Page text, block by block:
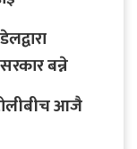
बन्ने
टोलीबीच आजै